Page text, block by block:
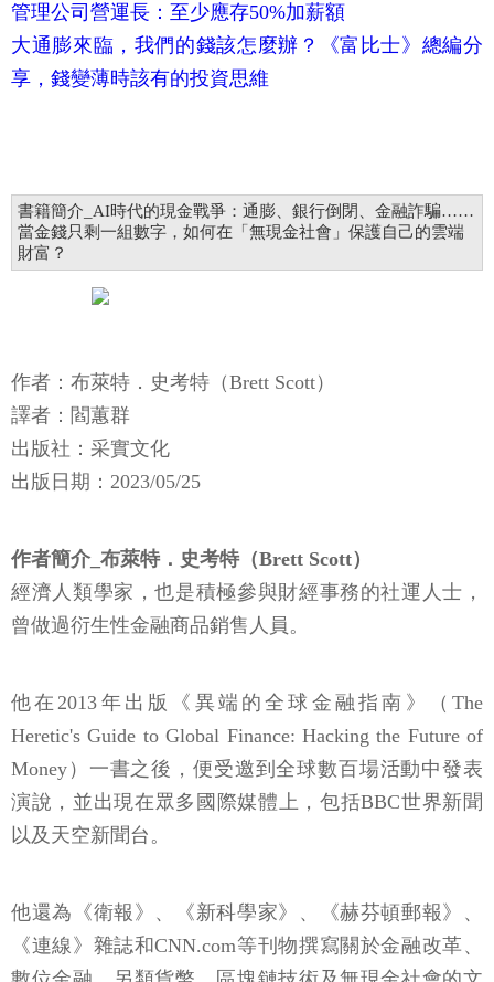
管理公司營運長：至少應存50%加薪額
大通膨來臨，我們的錢該怎麼辦？《富比士》總編分
享，錢變薄時該有的投資思維
書籍簡介_AI時代的現金戰爭：通膨、銀行倒閉、金融詐騙……
當金錢只剩一組數字，如何在「無現金社會」保護自己的雲端
財富？
作者：布萊特．史考特（Brett Scott）
譯者：閻蕙群
出版社：采實文化
出版日期：2023/05/25
作者簡介_布萊特．史考特（Brett Scott）
經濟人類學家，也是積極參與財經事務的社運人士，
曾做過衍生性金融商品銷售人員。
他在2013年出版《異端的全球金融指南》（The
Heretic's Guide to Global Finance: Hacking the Future of
Money）一書之後，便受邀到全球數百場活動中發表
演說，並出現在眾多國際媒體上，包括BBC世界新聞
以及天空新聞台。
他還為《衛報》、《新科學家》、《赫芬頓郵報》、
《連線》雜誌和CNN.com等刊物撰寫關於金融改革、